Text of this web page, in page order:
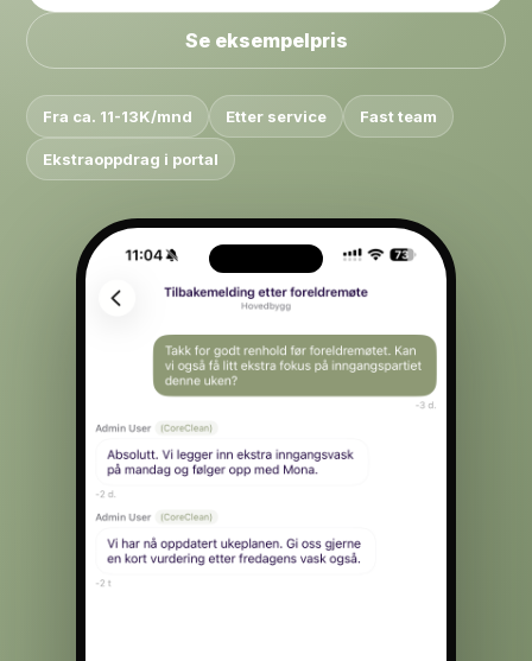
Se eksempelpris
Fra ca. 11-13K/mnd Etter service Fast team
Ekstraoppdrag i portal